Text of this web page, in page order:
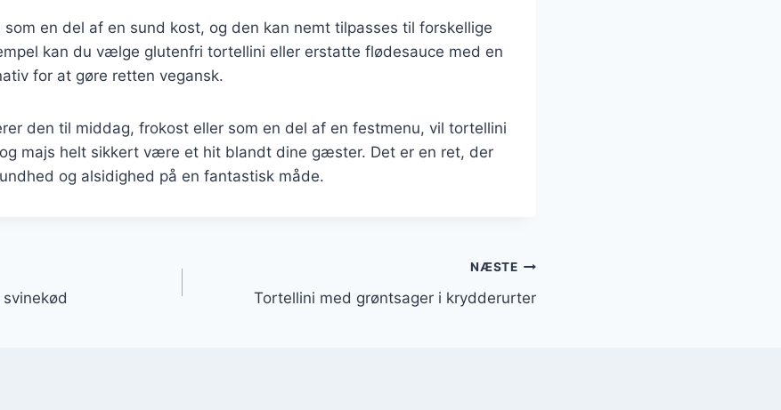
som en del af en sund kost, og den kan nemt tilpasses til forskellige
kan du vælge glutenfri tortellini eller erstatte flødesauce med en
for at gøre retten vegansk.
den til middag, frokost eller som en del af en festmenu, vil tortellini
majs helt sikkert være et hit blandt dine gæster. Det er en ret, der
og alsidighed på en fantastisk måde.
NÆSTE
Tortellini med grøntsager i krydderurter